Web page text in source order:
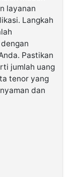
layanan
Langkah
Pastikan
jumlah uang
tenor yang
dan